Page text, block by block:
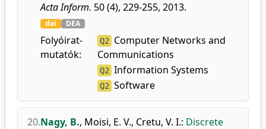
Acta Inform. 50 (4), 229-255, 2013.
doi DEA
Folyóirat-
mutatók:
Q2 Computer Networks and
Communications
Q2 Information Systems
Q2 Software
20.Nagy, B., Moisi, E. V., Cretu, V. I.: Discrete